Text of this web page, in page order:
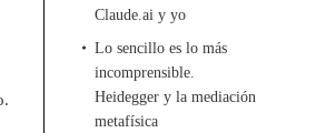
Claude.ai y yo
Lo sencillo es lo más
incomprensible.
Heidegger y la mediación
metafísica